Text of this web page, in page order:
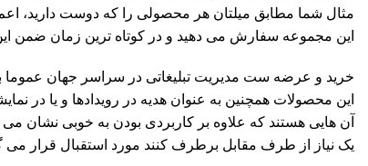
مثال شما مطابق میلتان هر محصولی را که دوست دارید،
این مجموعه سفارش می دهید و در کوتاه ترین زمان ضمن
خرید و عرضه ست مدیریت تبلیغاتی در سراسر جهان عموما
این محصولات همچنین به عنوان هدیه در رویدادها و یا در
آن هایی هستند که علاوه بر کاربردی بودن به خوبی نشان می
یک نیاز از طرف مقابل برطرف کنند مورد استقبال قرار می